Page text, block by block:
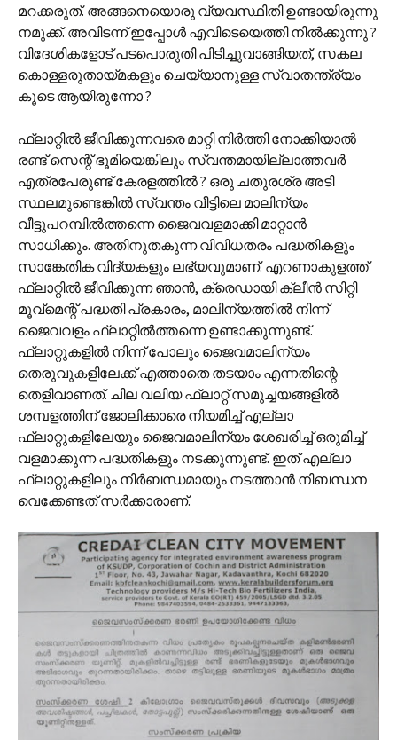
മറക്കരുത്. അങ്ങനെയൊരു വ്യവസ്ഥിതി ഉണ്ടായിരുന്നു
നമുക്ക്. അവിടന്ന് ഇപ്പോള്‍ എവിടെയെത്തി നില്‍ക്കുന്നു ?
വിദേശികളോട് പടപൊരുതി പിടിച്ചുവാങ്ങിയത്, സകല
കൊള്ളരുതായ്മകളും ചെയ്യാനുള്ള സ്വാതന്ത്ര്യം
കൂടെ ആയിരുന്നോ ?
ഫ്ലാറ്റില്‍ ജീവിക്കുന്നവരെ മാറ്റി നിര്‍ത്തി നോക്കിയാല്‍
രണ്ട് സെന്റ് ഭൂമിയെങ്കിലും സ്വന്തമായില്ലാത്തവര്‍
എത്രപേരുണ്ട് കേരളത്തില്‍ ? ഒരു ചതുരശ്ര അടി
സ്ഥലമുണ്ടെങ്കില്‍ സ്വന്തം വീട്ടിലെ മാലിന്യം
വീട്ടുപറമ്പില്‍ത്തന്നെ ജൈവവളമാക്കി മാറ്റാന്‍
സാധിക്കും. അതിനുതകുന്ന വിവിധതരം പദ്ധതികളും
സാങ്കേതിക വിദ്യകളും ലഭ്യവുമാണ്. എറണാകുളത്ത്
ഫ്ലാറ്റില്‍ ജീവിക്കുന്ന ഞാന്‍, ക്രെഡായി ക്ലീന്‍ സിറ്റി
മൂവ്‌മെന്റ് പദ്ധതി പ്രകാരം, മാലിന്യത്തില്‍ നിന്ന്
ജൈവവളം ഫ്ലാറ്റില്‍ത്തന്നെ ഉണ്ടാക്കുന്നുണ്ട്.
ഫ്ലാറ്റുകളില്‍ നിന്ന് പോലും ജൈവമാലിന്യം
തെരുവുകളിലേക്ക് എത്താതെ തടയാം എന്നതിന്റെ
തെളിവാണത്. ചില വലിയ ഫ്ലാറ്റ് സമുച്ചയങ്ങളില്‍
ശമ്പളത്തിന് ജോലിക്കാരെ നിയമിച്ച് എല്ലാ
ഫ്ലാറ്റുകളിലേയും ജൈവമാലിന്യം ശേഖരിച്ച് ഒരുമിച്ച്
വളമാക്കുന്ന പദ്ധതികളും നടക്കുന്നുണ്ട്. ഇത് എല്ലാ
ഫ്ലാറ്റുകളിലും നിര്‍ബന്ധമായും നടത്താന്‍ നിബന്ധന
വെക്കേണ്ടത് സര്‍ക്കാരാണ്.